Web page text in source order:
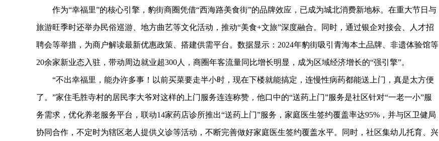
作为“幸福里”的核心引擎，豹街商圈凭借“西海路美食街”的品牌效应，已成为城北消费新地标。在重大节日与
旅游旺季时还举办民俗巡游、地方曲艺等文化活动，推动“美食+文旅”深度融合。同时，通过银企对接会、人才招
聘会等举措，为商户解读最新优惠政策、搭建供需平台。数据显示：2024年豹街吸引青海本土品牌、非遗体验馆等
20余家新业态入驻，带动周边就业超300人，商圈年客流量同比增长明显，成为区域经济增长的“强引擎”。
“不出幸福里，能办许多事！以前买菜要走半小时，现在下楼就能搞定，连慢性病药都能送上门，真是太方便
了。”家住毛胜寺村的居民李大爷对这样的上门服务连连称赞，他口中的“送药上门”服务是社区针对“一老一小”服
务需求，优化养老服务平台，联动14家药店诊所推出“送药上门”服务，家庭医生签约覆盖率达95%，并与区卫健局
协同合作，不定时为辖区老人提供义诊等活动，不断完善做好家庭医生签约覆盖水平。同时，社区集幼儿托育、兴